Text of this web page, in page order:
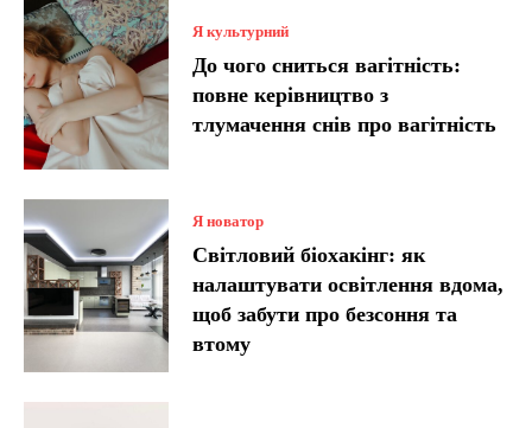
Я культурний
До чого сниться вагітність:
повне керівництво з
тлумачення снів про вагітність
Я новатор
Світловий біохакінг: як
налаштувати освітлення вдома,
щоб забути про безсоння та
втому